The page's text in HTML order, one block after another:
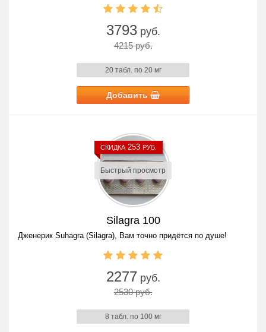
3793руб.
4215 руб.
20 табл. по 20 мг
Добавить
Быстрый просмотр
СКИДКА253 РУБ.
Silagra 100
Дженерик Suhagra (Silagra), Вам точно придётся по душе!
2277 руб.
2530 руб.
8 табл. по 100 мг